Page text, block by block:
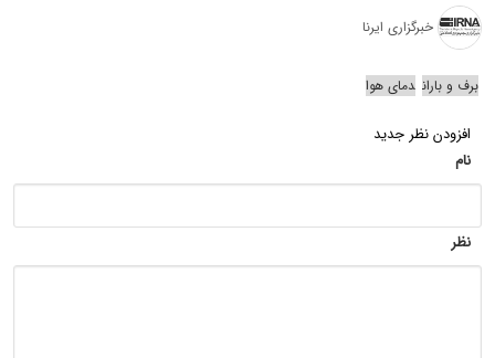
خبرگزاری ایرنا
برف و باران دمای هوا
افزودن نظر جدید
نام
نظر